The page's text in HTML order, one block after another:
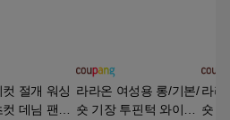
절개 워싱
데님 팬츠
라라온 여성용 롱/기본/
숏 기장 투핀턱 와이드
라라
숏